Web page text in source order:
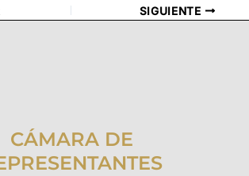
SIGUIENTE
CÁMARA DE